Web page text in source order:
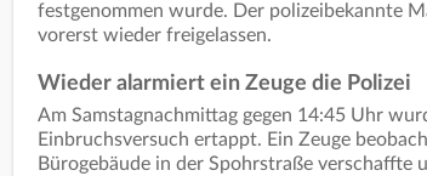
festgenommen wurde. Der polizeibekannte
vorerst wieder freigelassen.
Wieder alarmiert ein Zeuge die Polizei
Am Samstagnachmittag gegen 14:45 Uhr
Einbruchsversuch ertappt. Ein Zeuge
Bürogebäude in der Spohrstraße